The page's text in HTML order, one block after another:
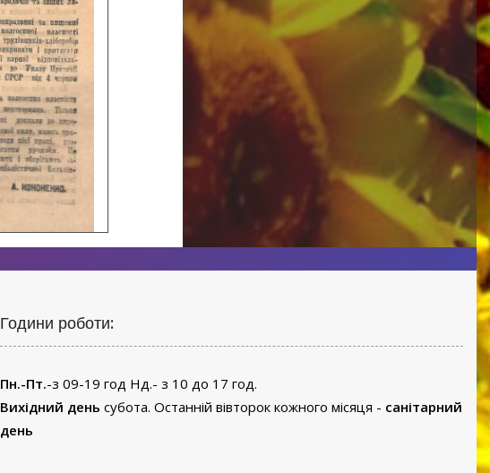
Години роботи:
Пн.-Пт.-з 09-19 год Нд.- з 10 до 17 год.
Вихідний день субота. Останній вівторок кожного місяця - санітарний
день